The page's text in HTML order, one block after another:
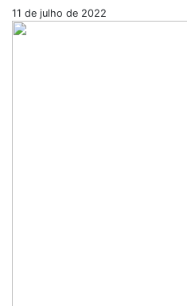
11 de julho de 2022